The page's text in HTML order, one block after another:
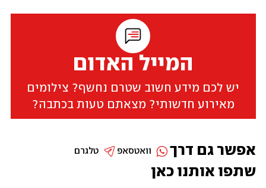
המייל האדום
יש לכם מידע חשוב שטרם נחשף? צילומים
מאירוע חדשותי? מצאתם טעות בכתבה?
שתפו אותנו כאן
אפשר גם דרך טלגרם וואטסאפ